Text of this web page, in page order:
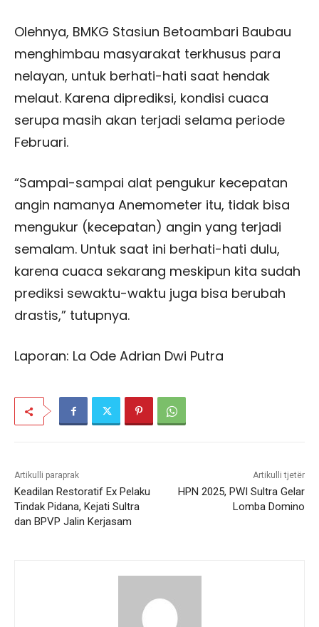
Olehnya, BMKG Stasiun Betoambari Baubau
menghimbau masyarakat terkhusus para
nelayan, untuk berhati-hati saat hendak
melaut. Karena diprediksi, kondisi cuaca
serupa masih akan terjadi selama periode
Februari.
“Sampai-sampai alat pengukur kecepatan
angin namanya Anemometer itu, tidak bisa
mengukur (kecepatan) angin yang terjadi
semalam. Untuk saat ini berhati-hati dulu,
karena cuaca sekarang meskipun kita sudah
prediksi sewaktu-waktu juga bisa berubah
drastis,” tutupnya.
Laporan: La Ode Adrian Dwi Putra
Artikulli paraprak
Keadilan Restoratif Ex Pelaku
Tindak Pidana, Kejati Sultra
dan BPVP Jalin Kerjasam
Artikulli tjetër
HPN 2025, PWI Sultra Gelar
Lomba Domino